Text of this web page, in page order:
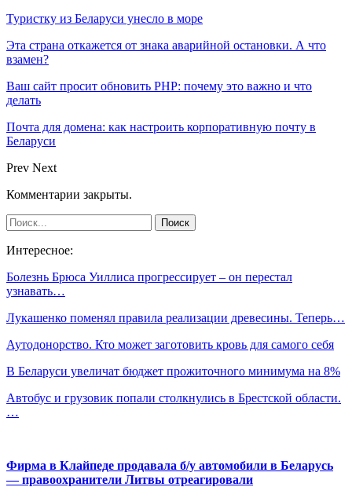
Туристку из Беларуси унесло в море
Эта страна откажется от знака аварийной остановки. А что
взамен?
Ваш сайт просит обновить PHP: почему это важно и что
делать
Почта для домена: как настроить корпоративную почту в
Беларуси
Prev Next
Комментарии закрыты.
Интересное:
Болезнь Брюса Уиллиса прогрессирует – он перестал
узнавать…
Лукашенко поменял правила реализации древесины. Теперь…
Аутодонорство. Кто может заготовить кровь для самого себя
В Беларуси увеличат бюджет прожиточного минимума на 8%
Автобус и грузовик попали столкнулись в Брестской области.
…
Фирма в Клайпеде продавала б/у автомобили в Беларусь
— правоохранители Литвы отреагировали